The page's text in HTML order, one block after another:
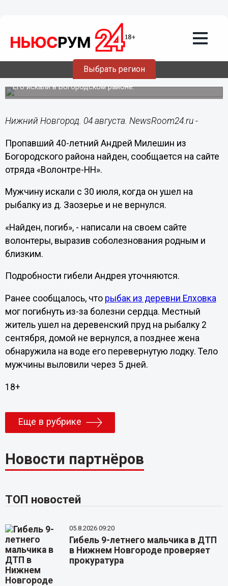
Выбрать регион
04.08.201716:04
Пропавший в Нижегородской области
Андрей Милешин найден мертвым
Его искали в Богородском районе.
Нижний Новгород. 04 августа. NewsRoom24.ru -
Пропавший 40-летний Андрей Милешин из
Богородского района найден, сообщается на сайте
отряда «Волонтре-НН».
Мужчину искали с 30 июля, когда он ушел на
рыбалку из д. Заозерье и не вернулся.
«Найден, погиб», - написали на своем сайте
волонтеры, выразив соболезнования родным и
близким.
Подробности гибели Андрея уточняются.
Ранее сообщалось, что рыбак из деревни Елховка
мог погибнуть из-за болезни сердца. Местный
житель ушел на деревенский пруд на рыбалку 2
сентября, домой не вернулся, а позднее жена
обнаружила на воде его перевернутую лодку. Тело
мужчины выловили через 5 дней.
18+
Еще в рубрике
Новости партнёров
ТОП новостей
05.8.2026 09:20
Гибель 9-летнего мальчика в ДТП
в Нижнем Новгороде проверяет
прокуратура